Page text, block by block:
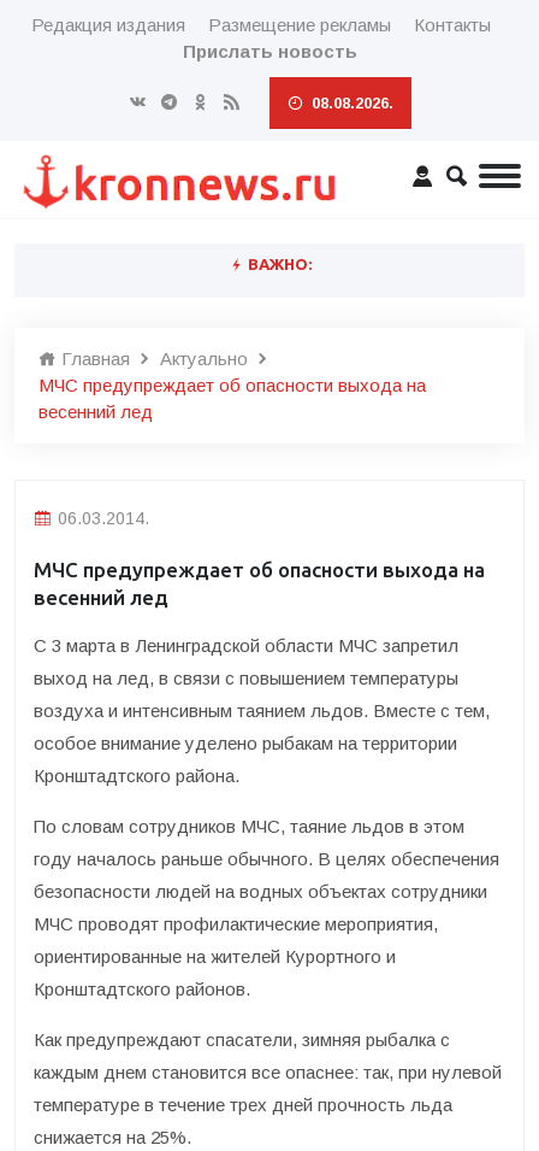
Редакция издания Размещение рекламы
Контакты
Прислать новость
08.08.2026.
ВАЖНО:
Главная
Актуально
МЧС предупреждает об опасности выхода на
весенний лед
06.03.2014.
МЧС предупреждает об опасности выхода на
весенний лед
С 3 марта в Ленинградской области МЧС запретил
выход на лед, в связи с повышением температуры
воздуха и интенсивным таянием льдов. Вместе с тем,
особое внимание уделено рыбакам на территории
Кронштадтского района.
По словам сотрудников МЧС, таяние льдов в этом
году началось раньше обычного. В целях обеспечения
безопасности людей на водных объектах сотрудники
МЧС проводят профилактические мероприятия,
ориентированные на жителей Курортного и
Кронштадтского районов.
Как предупреждают спасатели, зимняя рыбалка с
каждым днем становится все опаснее: так, при нулевой
температуре в течение трех дней прочность льда
снижается на 25%.